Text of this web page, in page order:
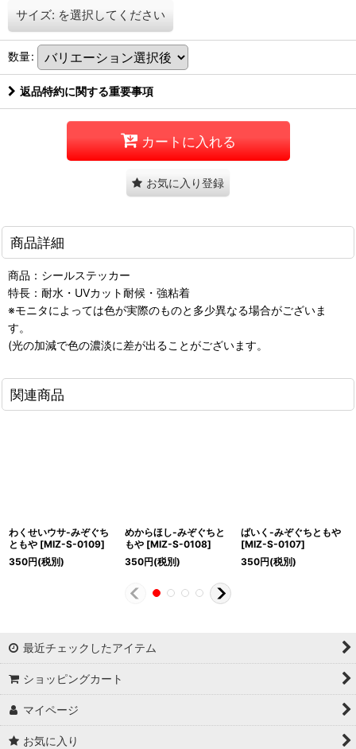
サイズ: を選択してください
数量:
返品特約に関する重要事項
カートに入れる
お気に入り登録
商品詳細
商品：シールステッカー
特長：耐水・UVカット耐候・強粘着
※モニタによっては色が実際のものと多少異なる場合がございま
す。
(光の加減で色の濃淡に差が出ることがございます。
関連商品
わくせいウサ-みぞぐち
ともや [MIZ-S-0109]
350円(税別)
めからほし-みぞぐちと
もや [MIZ-S-0108]
350円(税別)
ばいく-みぞぐちともや
[MIZ-S-0107]
350円(税別)
最近チェックしたアイテム
ショッピングカート
マイページ
お気に入り